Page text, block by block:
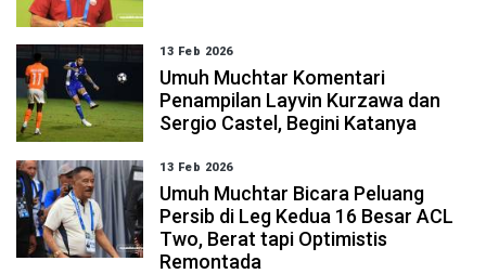
13 Feb 2026
Umuh Muchtar Komentari
Penampilan Layvin Kurzawa dan
Sergio Castel, Begini Katanya
13 Feb 2026
Umuh Muchtar Bicara Peluang
Persib di Leg Kedua 16 Besar ACL
Two, Berat tapi Optimistis
Remontada